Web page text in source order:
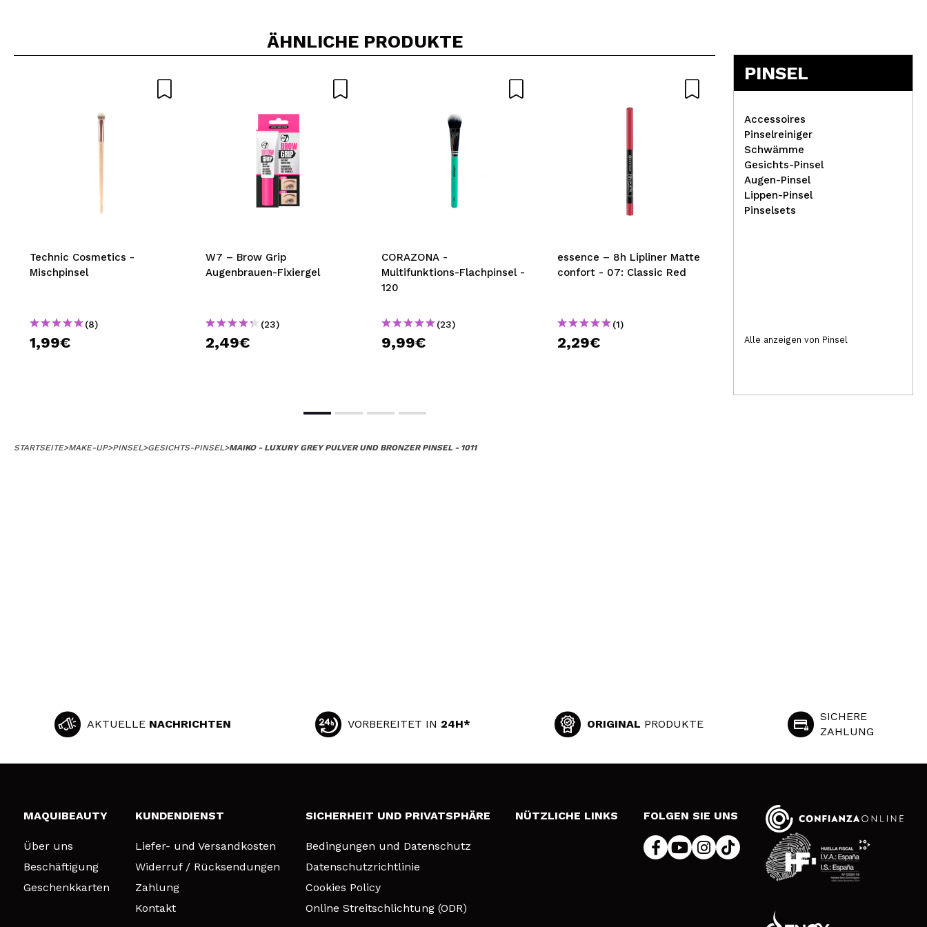
ÄHNLICHE PRODUKTE
Technic Cosmetics -
Mischpinsel
(8)
1,99€
W7 – Brow Grip
Augenbrauen-Fixiergel
(23)
2,49€
CORAZONA -
Multifunktions-Flachpinsel -
120
(23)
9,99€
essence – 8h Lipliner Matte
confort - 07: Classic Red
(1)
2,29€
Alma Secret –
9,75€
PINSEL
Accessoires
Pinselreiniger
Schwämme
Gesichts-Pinsel
Augen-Pinsel
Lippen-Pinsel
Pinselsets
Alle anzeigen von Pinsel
STARTSEITE>MAKE-UP>PINSEL>GESICHTS-PINSEL>MAIKO - LUXURY GREY PULVER UND BRONZER PINSEL - 1011
AKTUELLE NACHRICHTEN VORBEREITET IN 24H* ORIGINAL PRODUKTE
SICHERE
ZAHLUNG
MAQUIBEAUTY
Über uns
Beschäftigung
Geschenkkarten
KUNDENDIENST
Liefer- und Versandkosten
Widerruf / Rücksendungen
Zahlung
Kontakt
SICHERHEIT UND PRIVATSPHÄRE
Bedingungen und Datenschutz
Datenschutzrichtlinie
Cookies Policy
Online Streitschlichtung (ODR)
NÜTZLICHE LINKS FOLGEN SIE UNS